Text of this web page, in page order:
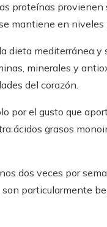
proteínas provienen
mantiene en niveles
dieta mediterránea y
minerales y
del corazón.
por el gusto que
ácidos grasos
dos veces por
particularmente